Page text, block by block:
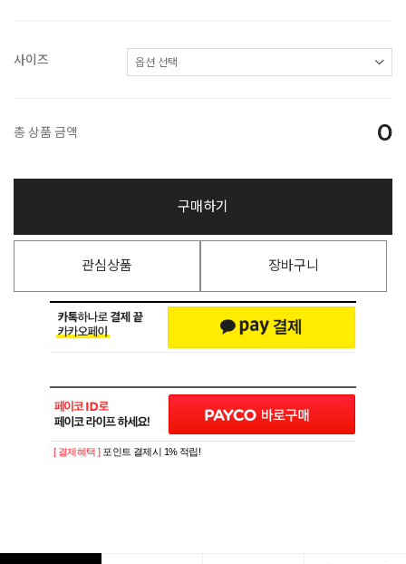
사이즈
총 상품 금액 0
구매하기
관심상품 장바구니
[ 결제혜택 ] 포인트 결제시 1% 적립!